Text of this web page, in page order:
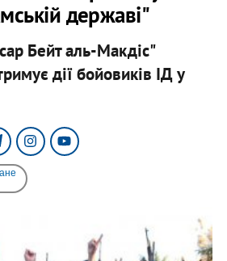
державі"
Бейт аль-Макдіс"
дії бойовиків ІД у